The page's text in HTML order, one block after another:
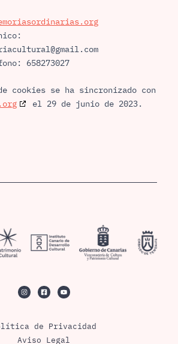
658273027
cookies se ha sincronizado con
el 29 de junio de 2023.
de Privacidad
Aviso Legal